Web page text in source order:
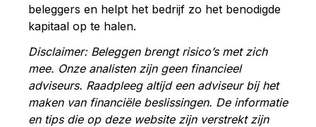
beleggers en helpt het bedrijf zo het benodigde
kapitaal op te halen.
Disclaimer: Beleggen brengt risico’s met zich
mee. Onze analisten zijn geen financieel
adviseurs. Raadpleeg altijd een adviseur bij het
maken van financiële beslissingen. De informatie
en tips die op deze website zijn verstrekt zijn